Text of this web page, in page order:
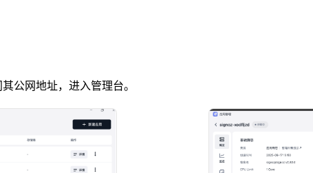
公网地址，进入管理台。